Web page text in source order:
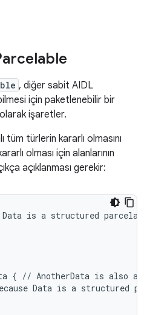
, diğer sabit AIDL
için paketlenebilir bir
işaretler.
tüm türlerin kararlı olmasını
olması için alanlarının
açıklanması gerekir:
is a structured
{ // AnotherData is also a
Data is a structured